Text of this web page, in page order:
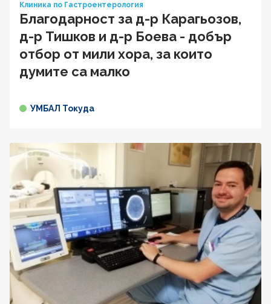
Клиника по Гастроентерология
Благодарност за д-р Карагьозов,
д-р Тишков и д-р Боева - добър
отбор от мили хора, за които
думите са малко
УМБАЛ Токуда